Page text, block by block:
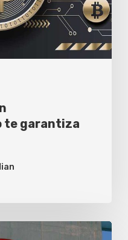
te garantiza